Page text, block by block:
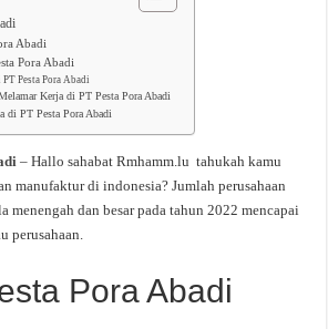
Abadi
Pora Abadi
Pesta Pora Abadi
Kerja di PT Pesta Pora Abadi
di PT Pesta Pora Abadi
– Hallo sahabat Rmhamm.lu tahukah kamu
manufaktur di indonesia? Jumlah perusahaan
menengah dan besar pada tahun 2022 mencapai
perusahaan.
Pora Abadi